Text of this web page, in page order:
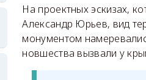
На проектных эскизах,
Александр Юрьев, вид
монументом
новшества вызвали у